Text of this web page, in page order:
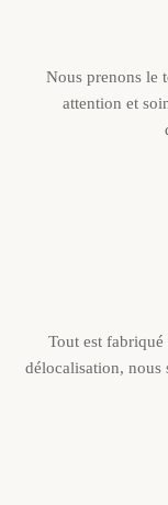
Nous prenons le
attention et
Tout est fabriqué
délocalisation, nous